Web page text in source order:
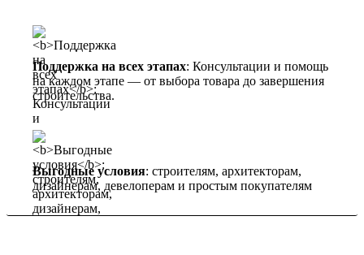
Поддержка на всех этапах: Консультации и помощь
на каждом этапе — от выбора товара до завершения
строительства.
Выгодные условия: строителям, архитекторам,
дизайнерам, девелоперам и простым покупателям